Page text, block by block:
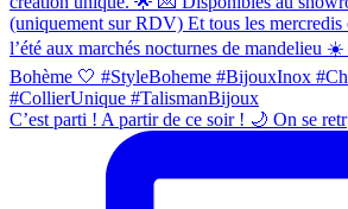
C’est parti ! A partir de ce soir ! 🌙 On se retr